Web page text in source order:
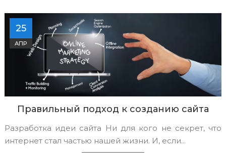
25
АПР
Правильный подход к созданию сайта
Разработка идеи сайта Ни для кого не секрет, что
интернет стал частью нашей жизни. И, если...